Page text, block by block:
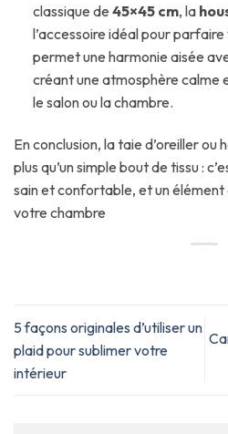
classique de 45×45 cm, la
l’accessoire idéal pour
permet une harmonie aisée
créant une atmosphère calme
le salon ou la chambre.
En conclusion, la taie d’oreiller ou
plus qu’un simple bout de tissu :
sain et confortable, et un élément
votre chambre
5 façons originales d’utiliser un
plaid pour sublimer votre
intérieur